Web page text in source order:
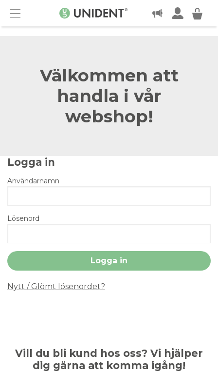
Menu
KONTAKT
Välkommen att
handla i vår
webshop!
Logga in
Användarnamn
Lösenord
Nytt / Glömt lösenordet?
Vill du bli kund hos oss? Vi hjälper
dig gärna att komma igång!